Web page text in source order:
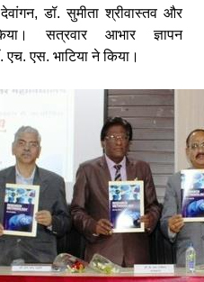
डॉ. सुमीता श्रीवास्तव और
सत्रवार आभार ज्ञापन
एच. एस. भाटिया ने किया।